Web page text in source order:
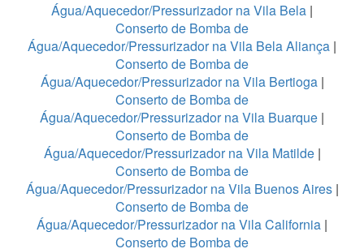
Água/Aquecedor/Pressurizador na Vila Bela |
Conserto de Bomba de
Água/Aquecedor/Pressurizador na Vila Bela Aliança |
Conserto de Bomba de
Água/Aquecedor/Pressurizador na Vila Bertioga|
Conserto de Bomba de
Água/Aquecedor/Pressurizador na Vila Buarque |
Conserto de Bomba de
Água/Aquecedor/Pressurizador na Vila Matilde|
Conserto de Bomba de
Água/Aquecedor/Pressurizador na Vila Buenos Aires|
Conserto de Bomba de
Água/Aquecedor/Pressurizador na Vila California |
Conserto de Bomba de